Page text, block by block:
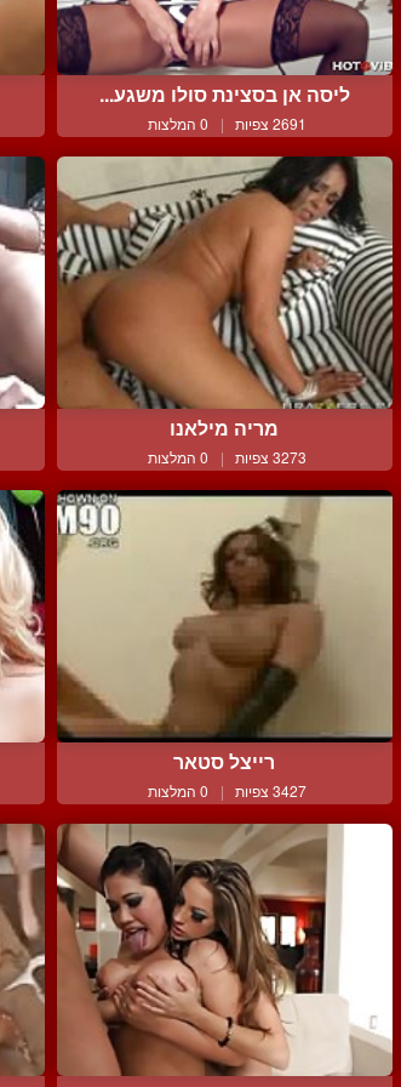
ליסה אן בסצינת סולו משגע...
2691 צפיות | 0 המלצות
מריה מילאנו
3273 צפיות | 0 המלצות
רייצל סטאר
3427 צפיות | 0 המלצות